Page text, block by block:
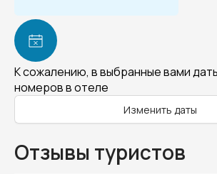
К сожалению, в выбранные вами
номеров в отеле
Изменить даты
Отзывы туристов